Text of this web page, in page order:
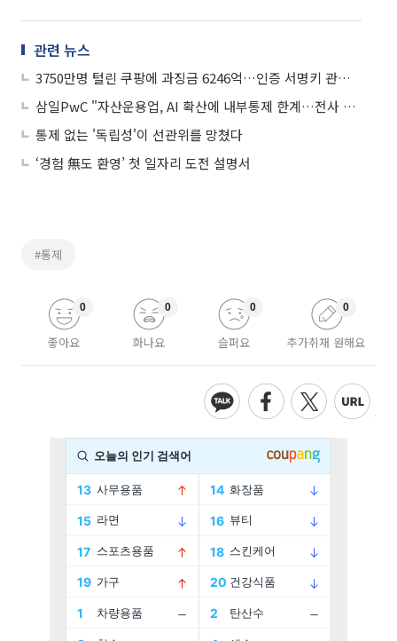
관련 뉴스
3750만명 털린 쿠팡에 과징금 6246억…인증 서명키 관리, 접근 통제 소홀
삼일PwC "자산운용업, AI 확산에 내부통제 한계…전사 관리체계 시급"
통제 없는 '독립성'이 선관위를 망쳤다
‘경험 無도 환영’ 첫 일자리 도전 설명서
#통제
좋아요
0
화나요
0
슬퍼요
0
추가취재 원해요
0